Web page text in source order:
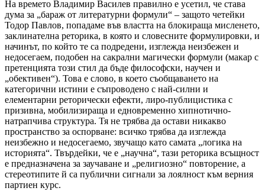
На времето Владимир Василев правилно е усетил, че става
дума за „бараж от литературни формули“ – защото четейки
Тодор Павлов, попадаме във властта на блокираща мисленето,
заклинателна реторика, в която и словесните формулировки, и
начинът, по който те са подредени, изглежда неизбежен и
недосегаем, подобен на сакрални магически формули (макар с
претенцията този стил да бъде философски, научен и
„обективен“). Това е слово, в което съобщаването на
категорични истини е съпроводено с най-силни и
елементарни реторически ефекти, лиро-публицистика с
призивна, мобилизираща и едновременно хипнотично-
натрапчива структура. Тя не трябва да остави никакво
пространство за оспорване: всичко трябва да изглежда
неизбежно и недосегаемо, звучащо като самата „логика на
историята“. Твърдейки, че е „научна“, тази реторика всъщност
е предназначена за заучаване и „религиозно“ повторение, а
стереотипите й са публични сигнали за лоялност към верния
партиен курс.